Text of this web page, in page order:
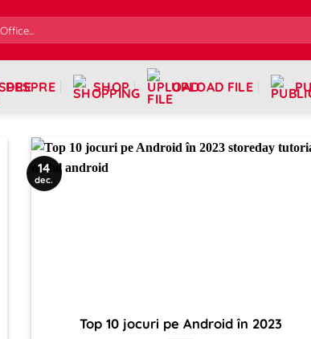
DESPRE SHOP UPLOAD FILE
Top 10 jocuri pe Android în 2023
14
dec.